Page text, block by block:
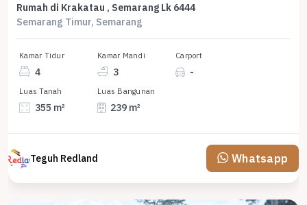
Rumah di Krakatau , Semarang Lk 6444
Semarang Timur, Semarang
Kamar Tidur
4
Kamar Mandi
3
Carport
-
Luas Tanah
355 m²
Luas Bangunan
239 m²
Teguh Redland Whatsapp